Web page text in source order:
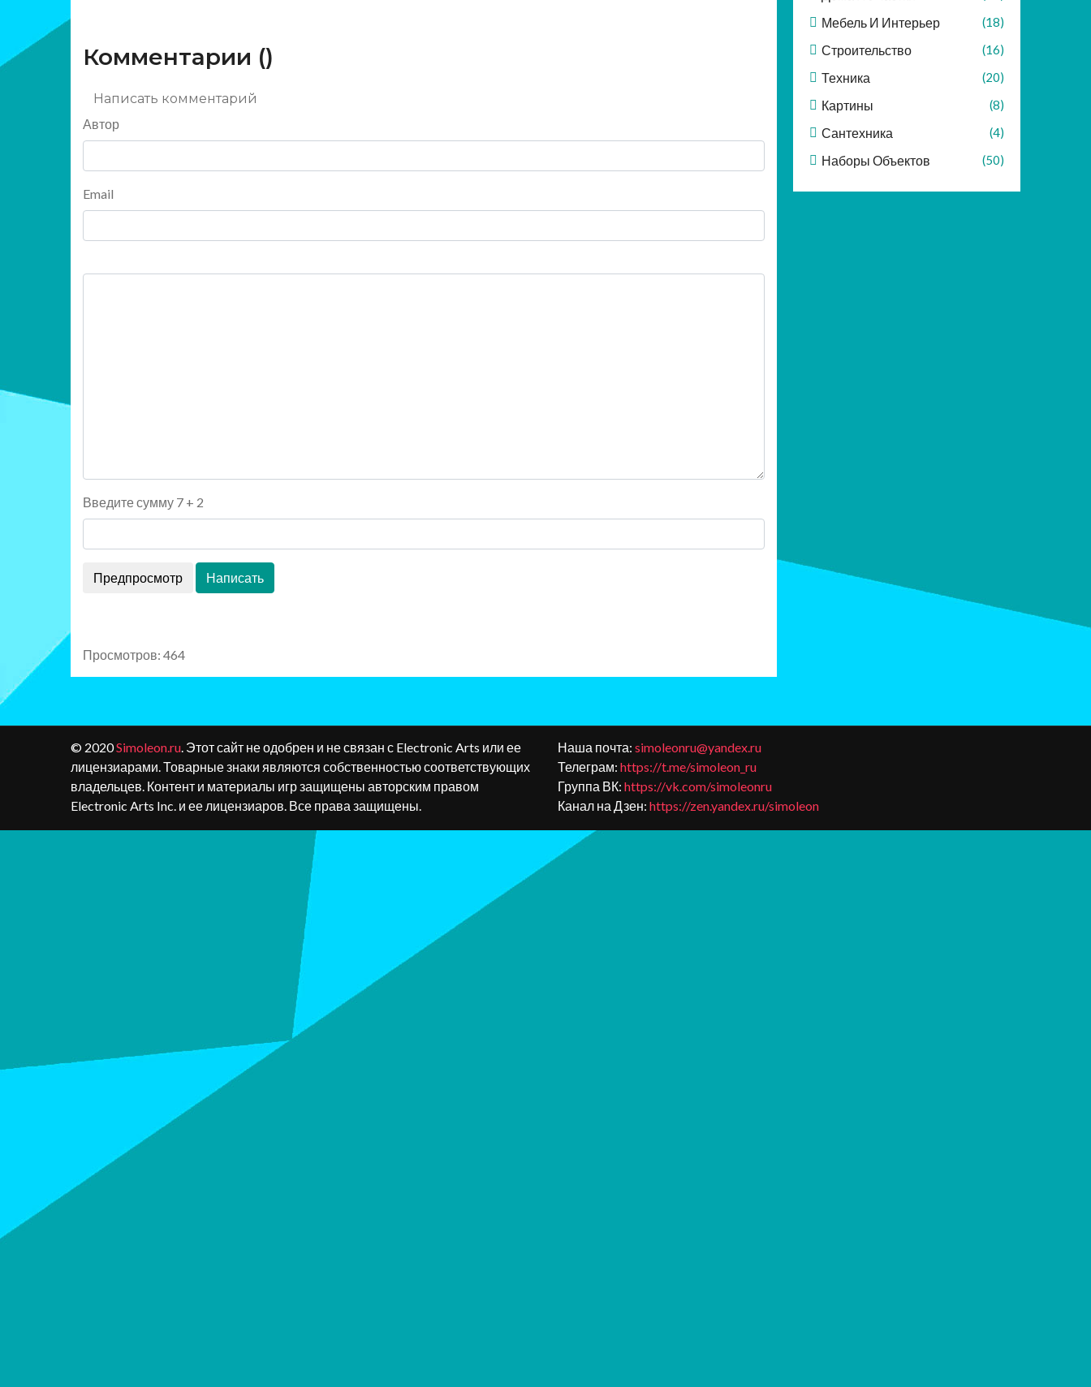
Комментарии ()
Написать комментарий
Автор
Email
Введите сумму 7 + 2
Просмотров: 464
Мебель И Интерьер (18)
Строительство (16)
Техника (20)
Картины (8)
Сантехника (4)
Наборы Объектов (50)
© 2020Simoleon.ru. Этот сайт не одобрен и не связан с Electronic Arts или ее
лицензиарами. Товарные знаки являются собственностью соответствующих
владельцев. Контент и материалы игр защищены авторским правом
Electronic Arts Inc. и ее лицензиаров. Все права защищены.
Наша почта: simoleonru@yandex.ru
Телеграм: https://t.me/simoleon_ru
Группа ВК: https://vk.com/simoleonru
Канал на Дзен: https://zen.yandex.ru/simoleon